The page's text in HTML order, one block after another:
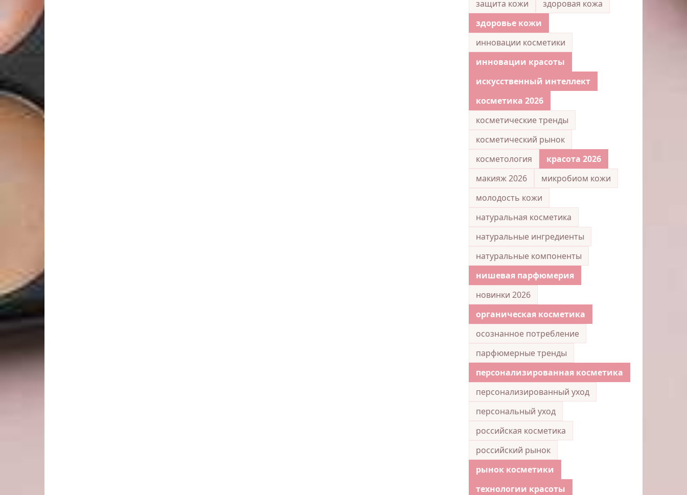
защита кожи
здоровая кожа
здоровье кожи
инновации косметики
инновации красоты
искусственный интеллект
косметика 2026
косметические тренды
косметический рынок
косметология
красота 2026
макияж 2026
микробиом кожи
молодость кожи
натуральная косметика
натуральные ингредиенты
натуральные компоненты
нишевая парфюмерия
новинки 2026
органическая косметика
осознанное потребление
парфюмерные тренды
персонализированная косметика
персонализированный уход
персональный уход
российская косметика
российский рынок
рынок косметики
технологии красоты